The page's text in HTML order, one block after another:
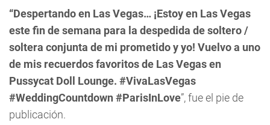
“Despertandoen Las Vegas… ¡Estoy en Las Vegas
este fin de semana para la despedida de soltero /
soltera conjunta de mi prometido y yo! Vuelvo a uno
de mis recuerdos favoritos de Las Vegas en
Pussycat Doll Lounge. #VivaLasVegas
#WeddingCountdown #ParisInLove”, fue el pie de
publicación.